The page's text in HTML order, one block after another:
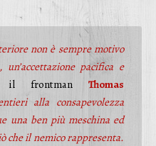
non è sempre motivo
pacifica e
il frontman Thomas
alla consapevolezza
una ben più meschina ed
che il nemico rappresenta.